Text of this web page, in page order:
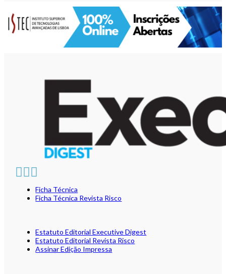
Ficha Técnica
Ficha Técnica Revista Risco
Estatuto Editorial Executive Digest
Estatuto Editorial Revista Risco
Assinar Edição Impressa